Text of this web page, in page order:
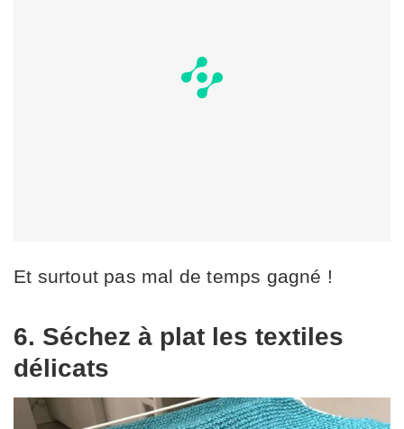
Et surtout pas mal de temps gagné !
6. Séchez à plat les textiles
délicats